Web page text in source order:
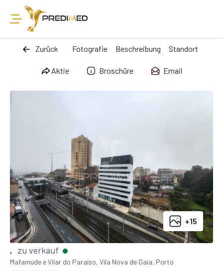
Zurück Fotografie Beschreibung Standort
Aktie Broschüre Email
+15
, zu verkauf
Mafamude e Vilar do Paraíso, Vila Nova de Gaia, Porto